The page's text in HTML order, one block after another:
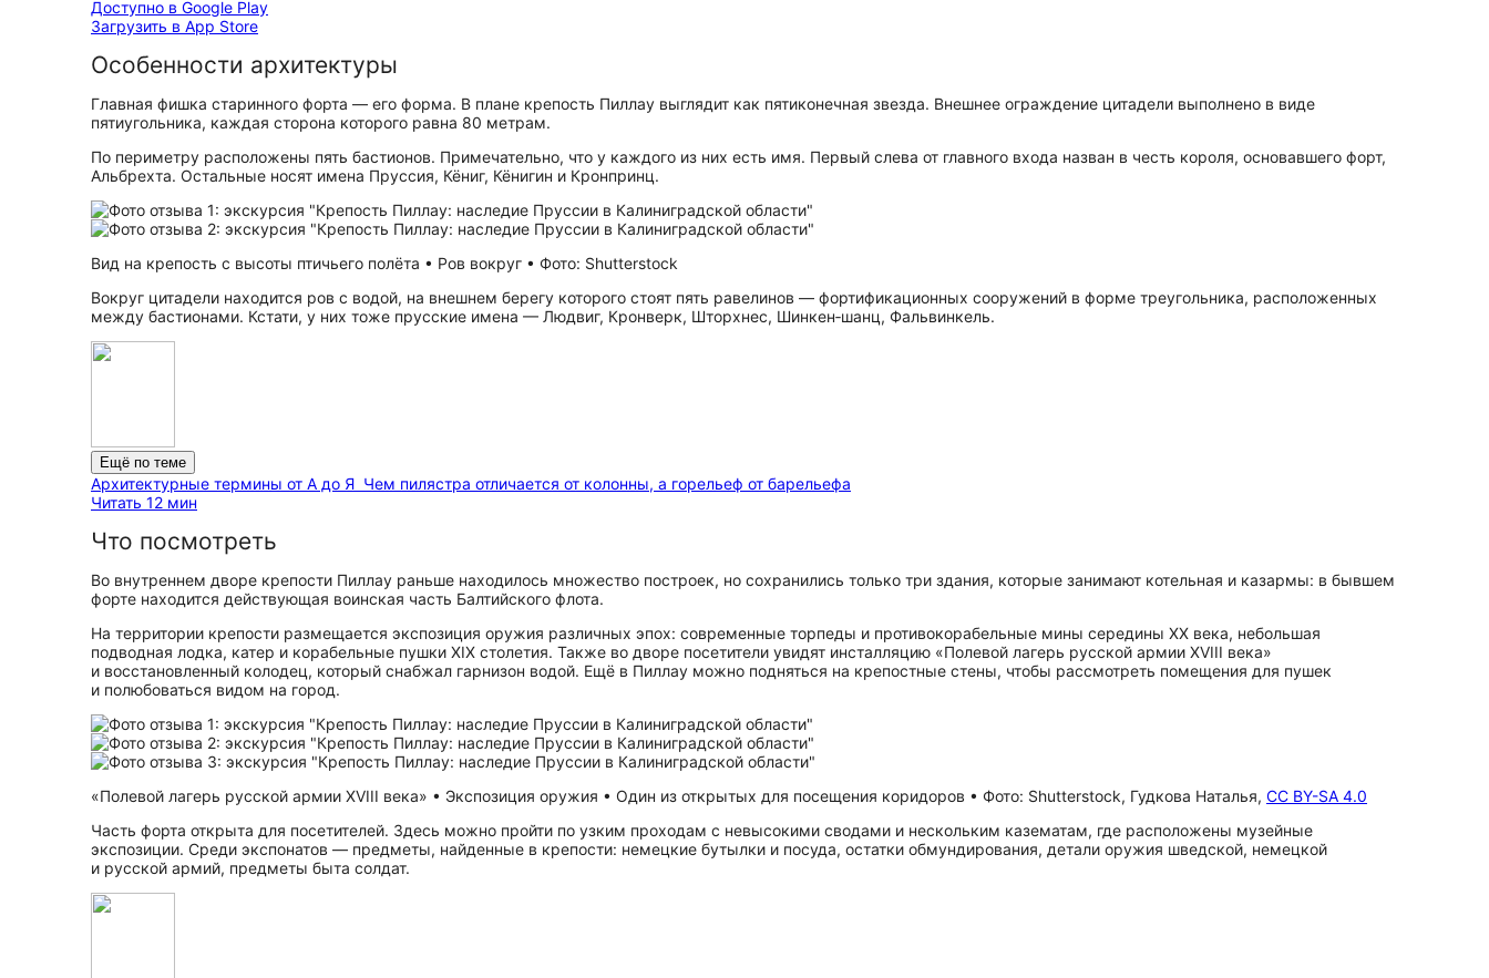
Доступно в Google Play
Загрузить в App Store
Особенности архитектуры
Главная фишка старинного форта — его форма. В плане крепость Пиллау выглядит как пятиконечная звезда. Внешнее ограждение цитадели выполнено в виде
пятиугольника, каждая сторона которого равна 80 метрам.
По периметру расположены пять бастионов. Примечательно, что у каждого из них есть имя. Первый слева от главного входа назван в честь короля, основавшего форт,
Альбрехта. Остальные носят имена Пруссия, Кёниг, Кёнигин и Кронпринц.
Вид на крепость с высоты птичьего полёта • Ров вокруг • Фото: Shutterstock
Вокруг цитадели находится ров с водой, на внешнем берегу которого стоят пять равелинов — фортификационных сооружений в форме треугольника, расположенных
между бастионами. Кстати, у них тоже прусские имена — Людвиг, Кронверк, Шторхнес, Шинкен‑шанц, Фальвинкель.
Ещё по теме
Архитектурные термины от А до Я Чем пилястра отличается от колонны, а горельеф от барельефа
Читать 12 мин
Что посмотреть
Во внутреннем дворе крепости Пиллау раньше находилось множество построек, но сохранились только три здания, которые занимают котельная и казармы: в бывшем
форте находится действующая воинская часть Балтийского флота.
На территории крепости размещается экспозиция оружия различных эпох: современные торпеды и противокорабельные мины середины XX века, небольшая
подводная лодка, катер и корабельные пушки XIX столетия. Также во дворе посетители увидят инсталляцию «Полевой лагерь русской армии XVIII века»
и восстановленный колодец, который снабжал гарнизон водой. Ещё в Пиллау можно подняться на крепостные стены, чтобы рассмотреть помещения для пушек
и полюбоваться видом на город.
«Полевой лагерь русской армии XVIII века» • Экспозиция оружия • Один из открытых для посещения коридоров • Фото: Shutterstock, Гудкова Наталья, CC BY-SA 4.0
Часть форта открыта для посетителей. Здесь можно пройти по узким проходам с невысокими сводами и нескольким казематам, где расположены музейные
экспозиции. Среди экспонатов — предметы, найденные в крепости: немецкие бутылки и посуда, остатки обмундирования, детали оружия шведской, немецкой
и русской армий, предметы быта солдат.